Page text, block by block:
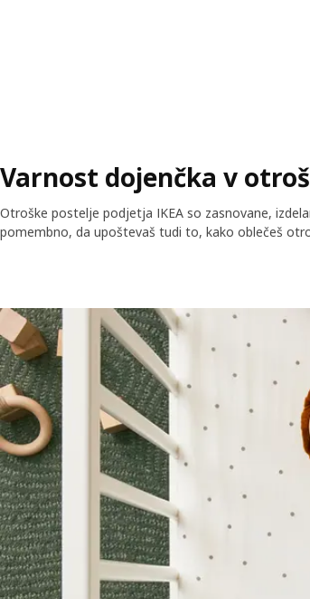
Varnost dojenčka v
Otroške postelje podjetja IKEA so zasnovane,
pomembno, da upoštevaš tudi to, kako oblečeš